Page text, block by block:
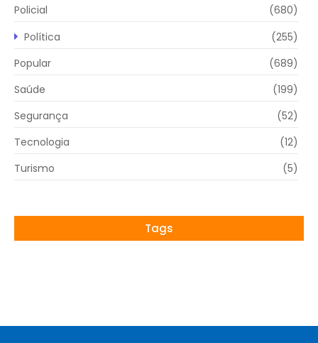
Policial
(680)
Política
(255)
Popular
(689)
Saúde
(199)
Segurança
(52)
Tecnologia
(12)
Turismo
(5)
Tags